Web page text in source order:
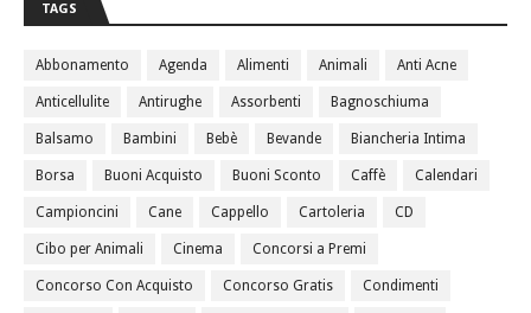
TAGS
Abbonamento Agenda Alimenti Animali Anti Acne
Anticellulite Antirughe Assorbenti Bagnoschiuma
Balsamo Bambini Bebè Bevande Biancheria Intima
Borsa Buoni Acquisto Buoni Sconto Caffè Calendari
Campioncini Cane Cappello Cartoleria CD
Cibo per Animali Cinema Concorsi a Premi
Concorso Con Acquisto Concorso Gratis Condimenti